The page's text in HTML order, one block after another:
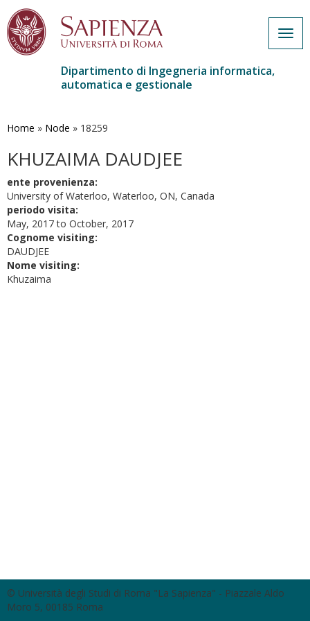
contenuto
Dipartimento di Ingegneria informatica,
automatica e gestionale
Home » Node » 18259
KHUZAIMA DAUDJEE
ente provenienza:
University of Waterloo, Waterloo, ON, Canada
periodo visita:
May, 2017to October, 2017
Cognome visiting:
DAUDJEE
Nome visiting:
Khuzaima
© Università degli Studi di Roma "La Sapienza" - Piazzale Aldo
Moro 5, 00185 Roma